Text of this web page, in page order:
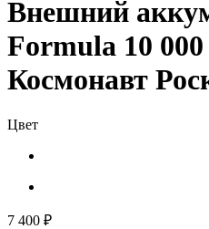
Внешний
Formula 10
Космонавт
Цвет
7 400 ₽